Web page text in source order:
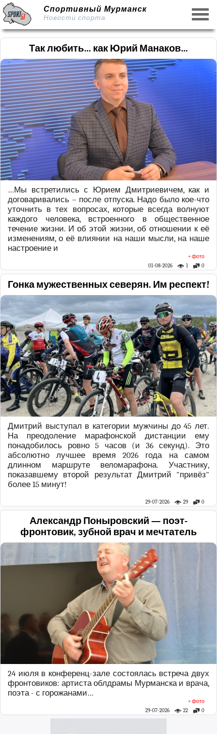
Спортивный Мурманск
Новости спорта
Так любить… как Юрий Манаков…
…Мы встретились с Юрием Дмитриевичем, как и
договаривались – после отпуска. Надо было кое-что
уточнить в тех вопросах, которые всегда волнуют
каждого человека, встроенного в общественное
течение жизни. И об этой жизни, об отношении к её
изменениям, о её влиянии на наши мысли, на наше
настроение и
+ фото
0
1
01-08-2026
Гонка мужественных северян. Им респект!
Дмитрий выступал в категории мужчины до 45 лет.
На преодоление марафонской дистанции ему
понадобилось ровно 5 часов (и 36 секунд). Это
абсолютно лучшее время 2026 года на самом
длинном маршруте веломарафона. Участнику,
показавшему второй результат Дмитрий "привёз"
более 15 минут!
0
29
29-07-2026
Александр Поныровский — поэт-
фронтовик, зубной врач и мечтатель
24 июля в конференц-зале состоялась встреча двух
фронтовиков: артиста облдрамы Мурманска и врача,
поэта - с горожанами…
+ фото
0
22
29-07-2026